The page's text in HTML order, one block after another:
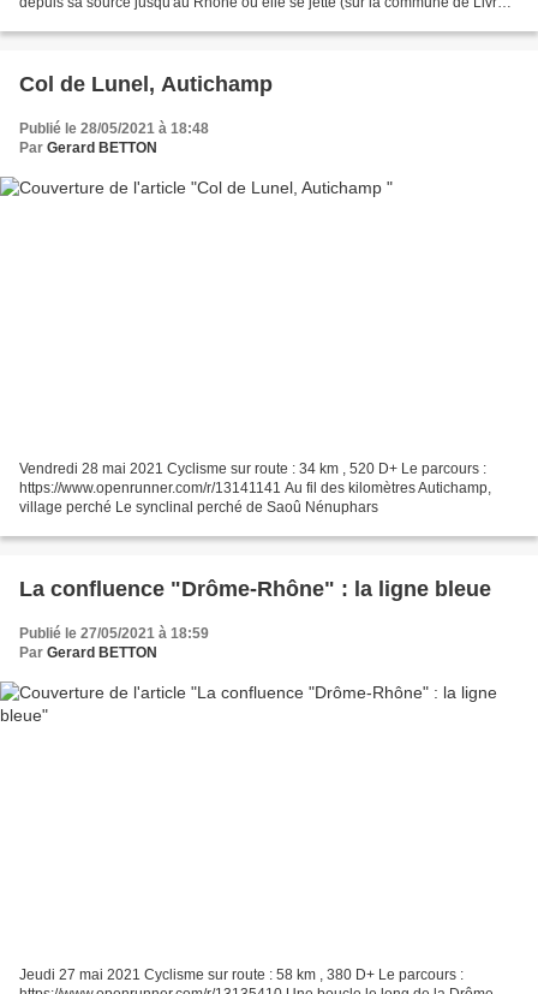
Col de Lunel, Autichamp
Publié le 28/05/2021 à 18:48
Par Gerard BETTON
Vendredi 28 mai 2021 Cyclisme sur route : 34 km , 520 D+ Le parcours :
https://www.openrunner.com/r/13141141 Au fil des kilomètres Autichamp,
village perché Le synclinal perché de Saoû Nénuphars
La confluence "Drôme-Rhône" : la ligne bleue
Publié le 27/05/2021 à 18:59
Par Gerard BETTON
Jeudi 27 mai 2021 Cyclisme sur route : 58 km , 380 D+ Le parcours :